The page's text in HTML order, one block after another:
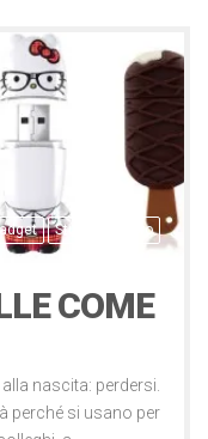
Studio e lavoro
COME
nascita: perdersi.
perché si usano per